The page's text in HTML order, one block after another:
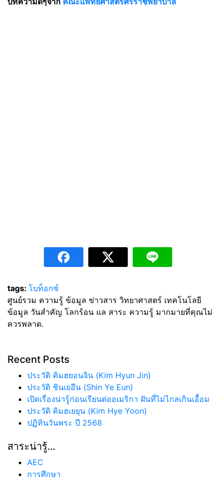
tags: โบท็อกซ์
ศูนย์รวม ความรู้ ข้อมูล ข่าวสาร วิทยาศาสตร์ เทคโนโลยี
ข้อมูล วันสำคัญ โลกร้อน แล สาระ ความรู้ มากมายที่คุณไม่
ควรพลาด.
Recent Posts
ประวัติ คิมฮยอนจิน (Kim Hyun Jin)
ประวัติ ชินเยอึน (Shin Ye Eun)
เปิดเรื่องน่ารู้ก่อนเรียนต่ออเมริกา ฝันที่ไม่ไกลเกินเอื้อม
ประวัติ คิมฮเยยุน (Kim Hye Yoon)
ปฏิทินวันพระ ปี 2568
สาระน่ารู้…
AEC
การศึกษา